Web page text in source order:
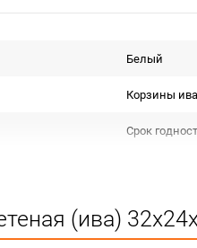
Белый
Корзины ива
Срок
Не
(ива)